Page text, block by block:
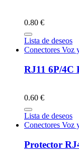
0.80 €
Lista de deseos
Conectores Voz
RJ11 6P/4C
0.60 €
Lista de deseos
Conectores Voz
Protector